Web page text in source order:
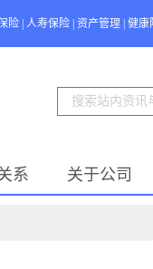
险 人寿保险 资产管理 健康
系 关于公司